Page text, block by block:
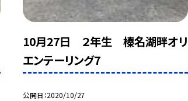
10月27日 ２年生 榛名湖畔オリ
エンテーリング7
公開日 2020/10/27